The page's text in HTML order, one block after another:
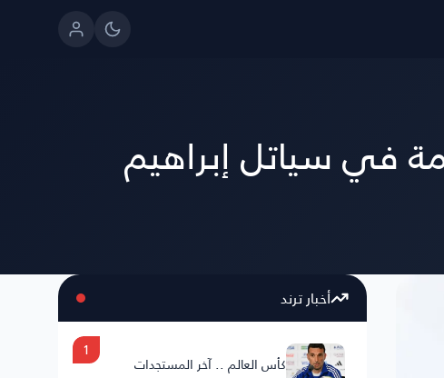
في سياتل إبراهيم
أخبار ترند
كأس العالم .. آخر المستجدات
1